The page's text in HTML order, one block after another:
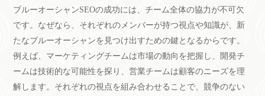
ブルーオーシャンSEOの成功には、チーム全体の協力が不可欠
です。なぜなら、それぞれのメンバーが持つ視点や知識が、新
たなブルーオーシャンを見つけ出すための鍵となるからです。
例えば、マーケティングチームは市場の動向を把握し、開発チ
ームは技術的な可能性を探り、営業チームは顧客のニーズを理
解します。それぞれの視点を組み合わせることで、競争のない